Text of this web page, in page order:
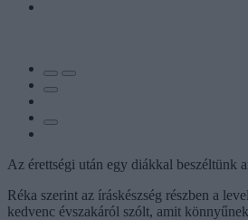
Az érettségi után egy diákkal beszéltünk
Réka szerint az íráskészség részben a
kedvenc évszakáról szólt, amit